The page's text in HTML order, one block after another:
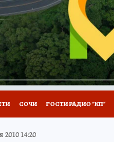
НЕДВИЖИМОСТЬ
КП ТЕСТЫ НОВОЕ
СОЧИ ГОСТИ РАДИО "КП"
В РОССИИ
14:20